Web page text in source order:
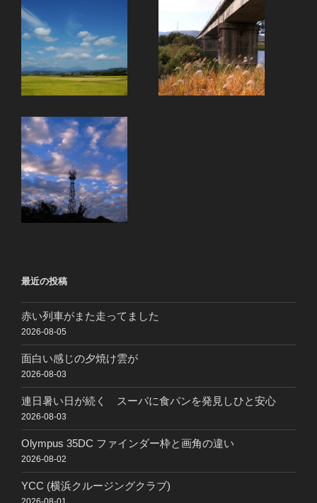
最近の投稿
赤い列車がまた走ってました
2026-08-05
面白い感じの夕焼け雲が
2026-08-03
連日暑い日が続く スーパに食パンを発見しひと安心
2026-08-03
Olympus 35DC ファインダー枠と画角の違い
2026-08-02
YCC (横浜クルージングクラブ)